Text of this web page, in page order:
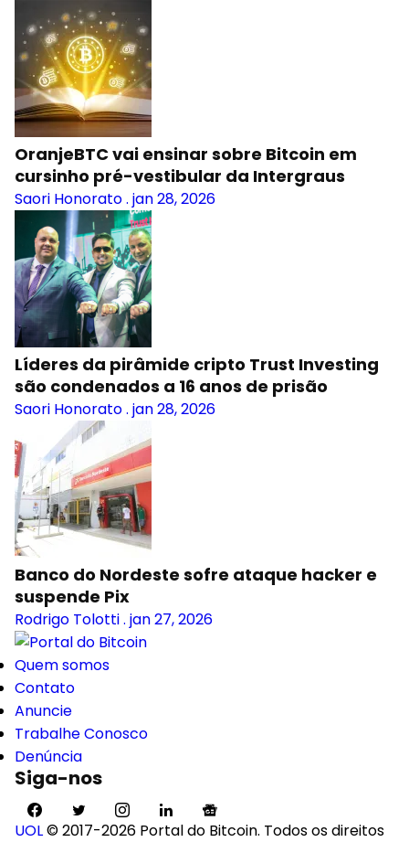
OranjeBTC vai ensinar sobre Bitcoin em
cursinho pré-vestibular da Intergraus
Saori Honorato. jan 28, 2026
Líderes da pirâmide cripto Trust Investing
são condenados a 16 anos de prisão
Saori Honorato. jan 28, 2026
Banco do Nordeste sofre ataque hacker e
suspende Pix
Rodrigo Tolotti. jan 27, 2026
Quem somos
Contato
Anuncie
Trabalhe Conosco
Denúncia
Siga-nos
UOL© 2017-2026 Portal do Bitcoin. Todos os direitos